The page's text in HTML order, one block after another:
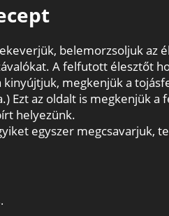
belemorzsoljuk
A felfutott élesztőt
megkenjük a
az oldalt is megkenjük a
helyezünk.
egyszer megcsavarjuk,